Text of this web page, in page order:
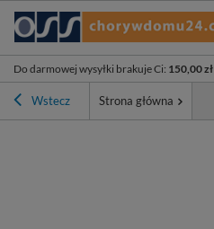
Do darmowej wysyłki brakuje Ci: 150,00 zł
Wstecz Strona główna